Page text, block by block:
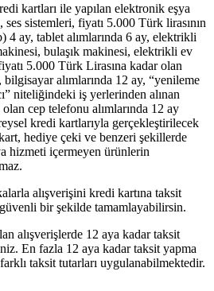
kartları ile yapılan elektronik eşya
ses sistemleri, fiyatı 5.000 Türk lirasının
4 ay, tablet alımlarında 6 ay, elektrikli
bulaşık makinesi, elektrikli ev
5.000 Türk Lirasına kadar olan
alımlarında 12 ay, “yenileme
niteliğindeki iş yerlerinden alınan
cep telefonu alımlarında 12 ay
kredi kartlarıyla gerçekleştirilecek
hediye çeki ve benzeri şekillerde
hizmeti içermeyen ürünlerin
alışverişini kredi kartına taksit
bir şekilde tamamlayabilirsin.
alışverişlerde 12 aya kadar taksit
En fazla 12 aya kadar taksit yapma
taksit tutarları uygulanabilmektedir.